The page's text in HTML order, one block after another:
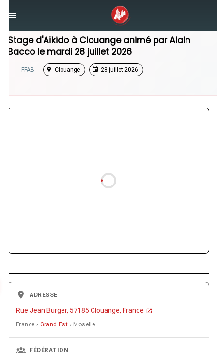
Stage d'Aïkido à Clouangeanimé parAlain
Baccole mardi 28 juillet 2026
FFAB Clouange 28 juillet 2026
ADRESSE
Rue Jean Burger, 57185 Clouange, France
France › Grand Est › Moselle
FÉDÉRATION